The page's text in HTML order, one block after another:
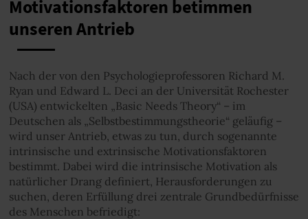
Motivationsfaktoren betimmen
unseren Antrieb
Nach der von den Psychologieprofessoren Richard M.
Ryan und Edward L. Deci an der Universität Rochester
(USA) entwickelten „Basic Needs Theory“ – im
Deutschen als „Selbstbestimmungstheorie“ geläufig –
wird unser Antrieb, etwas zu tun, durch sogenannte
intrinsische und extrinsische Motivationsfaktoren
bestimmt. Dabei wird die intrinsische Motivation als
natürlicher Drang definiert, Herausforderungen zu
suchen, deren Erfüllung drei zentrale Grundbedürfnisse
des Menschen befriedigt: